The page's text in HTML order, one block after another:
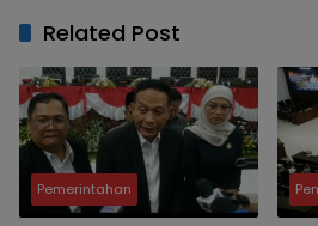
Related Post
Pemerintahan